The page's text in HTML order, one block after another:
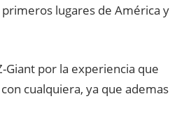
lugares de América y
Giant por la experiencia que
cualquiera, ya que ademas